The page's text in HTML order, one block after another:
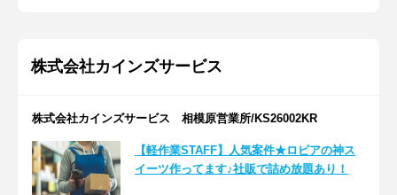
株式会社カインズサービス
株式会社カインズサービス 相模原営業所/KS26002KR
【軽作業STAFF】人気案件★ロピアの神ス
イーツ作ってます♪社販で詰め放題あり！